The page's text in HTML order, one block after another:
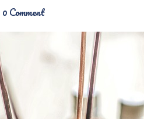
0 Comment